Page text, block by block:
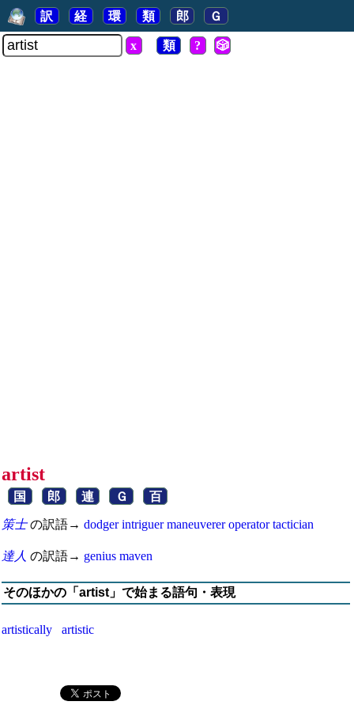
訳 経 環 類 郎 Ｇ
x 類 ? 🎲
artist
国 郎 連 Ｇ 百
策士の訳語→ dodger intriguer maneuverer operator tactician
達人 の訳語→ genius maven
そのほかの「artist」で始まる語句・表現
artistically artistic